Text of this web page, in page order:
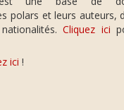
polars et leurs auteurs,
Cliquez ici
ici !